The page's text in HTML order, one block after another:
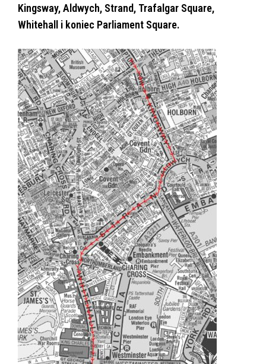
Kingsway, Aldwych, Strand, Trafalgar Square,
Whitehall i koniec Parliament Square.